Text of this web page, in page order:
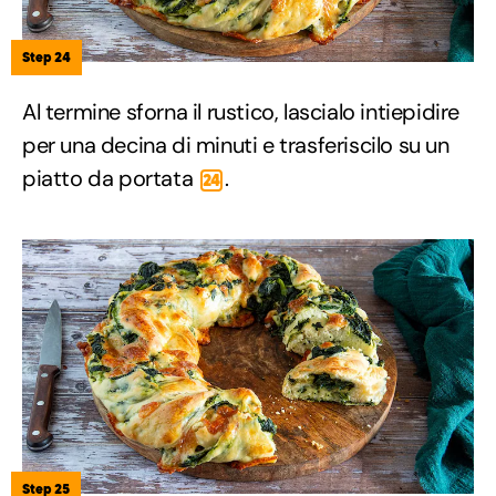
Step 24
Al termine sforna il rustico, lascialo intiepidire
per una decina di minuti e trasferiscilo su un
piatto da portata 24 .
Step 25